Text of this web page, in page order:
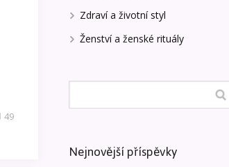
49
Zdraví a životní styl
Ženství a ženské rituály
Nejnovější příspěvky